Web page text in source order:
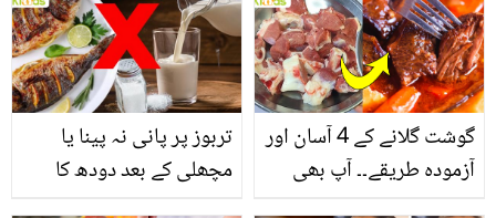
تربوز پر پانی نہ پینا یا
مچھلی کے بعد دودھ کا
گوشت گلانے کے 4 آسان اور
آزمودہ طریقے۔۔ آپ بھی